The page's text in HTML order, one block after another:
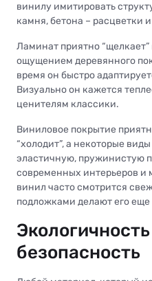
винилу имитировать
камня, бетона – расцветки
Ламинат приятно “щелкает”
ощущением деревянного
время он быстро
Визуально он кажется
ценителям классики.
Виниловое покрытие
“холодит”, а некоторые
эластичную, пружинистую
современных интерьеров
винил часто смотрится
подложками делают его
безопасность